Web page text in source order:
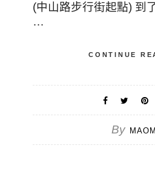
(中山路步行街起點) 到
…
CONTINUE
By MAOMI